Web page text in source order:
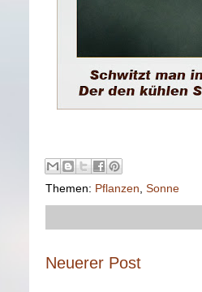
Themen: Pflanzen Sonne
Neuerer Post